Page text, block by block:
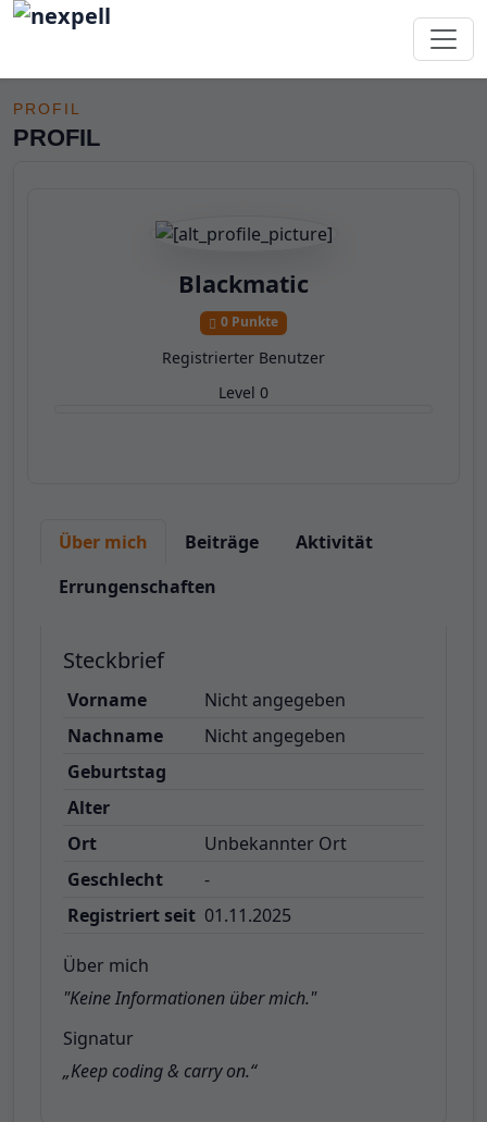
PROFIL
PROFIL
Blackmatic
0 Punkte
Registrierter Benutzer
Level 0
Über mich Beiträge
Aktivität
Errungenschaften
Steckbrief
Vorname
Nicht angegeben
Nachname
Nicht angegeben
Geburtstag
Alter
Ort
Unbekannter Ort
Geschlecht
-
Registriert seit 01.11.2025
Über mich
"Keine Informationen über mich."
Signatur
„Keep coding & carry on.“